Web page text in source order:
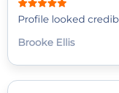
Profile looked
Brooke Ellis